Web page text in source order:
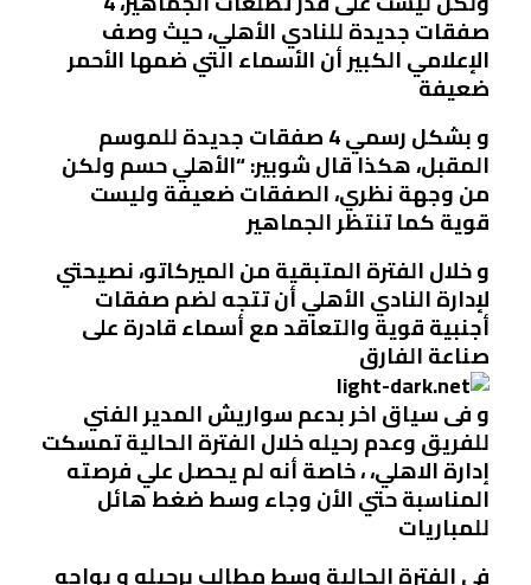
صفقات جديدة للنادي الأهلي، حيث وصف
الإعلامي الكبير أن الأسماء التي ضمها الأحمر
ضعيفة
و بشكل رسمي 4 صفقات جديدة للموسم
المقبل، هكذا قال شوبير: “الأهلي حسم ولكن
من وجهة نظري، الصفقات ضعيفة وليست
قوية كما تنتظر الجماهير
و خلال الفترة المتبقية من الميركاتو، نصيحتي
لإدارة النادي الأهلي أن تتجه لضم صفقات
أجنبية قوية والتعاقد مع أسماء قادرة على
صناعة الفارق
و فى سياق اخر بدعم سواريش المدير الفني
للفريق وعدم رحيله خلال الفترة الحالية تمسكت
إدارة الاهلي، ، خاصة أنه لم يحصل علي فرصته
المناسبة حتي الأن وجاء وسط ضغط هائل
للمباريات
في الفترة الحالية وسط مطالب برحيله و يواجه